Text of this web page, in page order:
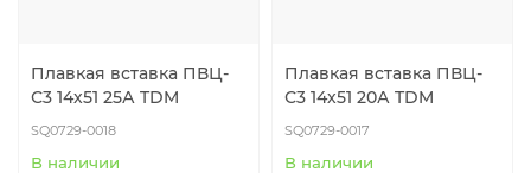
Плавкая вставка ПВЦ-
С3 14х51 25А TDM
SQ0729-0018
В наличии
Плавкая вставка ПВЦ-
С3 14х51 20А TDM
SQ0729-0017
В наличии